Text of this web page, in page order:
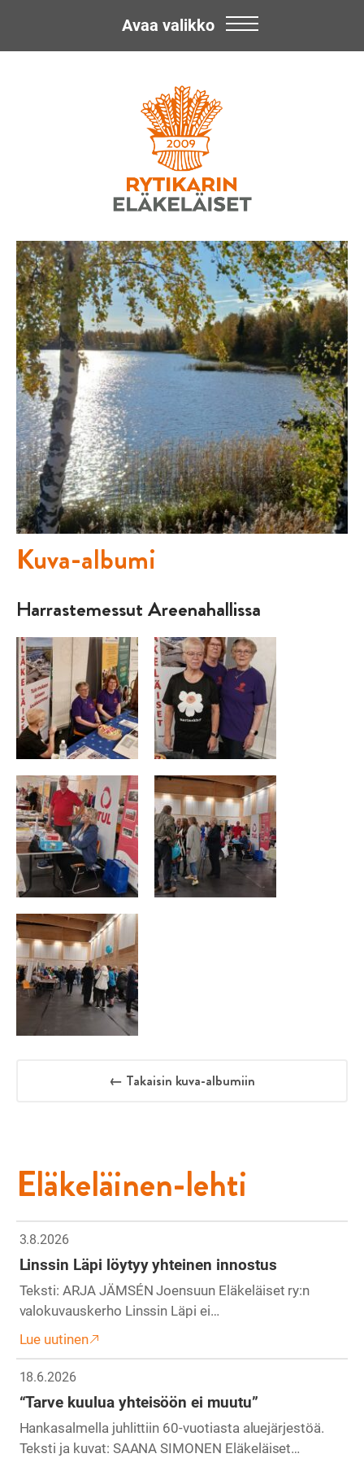
Eläkeläiset
ry
Avaa valikko
Kuva-albumi
Harrastemessut Areenahallissa
← Takaisin kuva-albumiin
Eläkeläinen-lehti
3.8.2026
Linssin Läpi löytyy yhteinen innostus
Teksti: ARJA JÄMSÉN Joensuun Eläkeläiset ry:n
valokuvauskerho Linssin Läpi ei…
Lue uutinen
18.6.2026
“Tarve kuulua yhteisöön ei muutu”
Hankasalmella juhlittiin 60-vuotiasta aluejärjestöä.
Teksti ja kuvat: SAANA SIMONEN Eläkeläiset…